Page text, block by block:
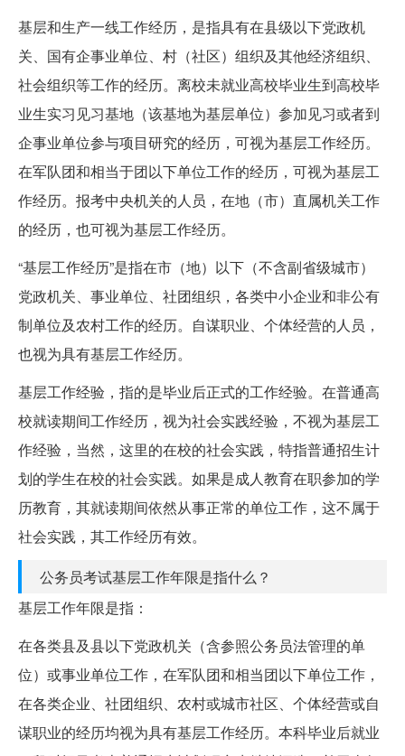
基层和生产一线工作经历，是指具有在县级以下党政机
关、国有企事业单位、村（社区）组织及其他经济组织、
社会组织等工作的经历。离校未就业高校毕业生到高校毕
业生实习见习基地（该基地为基层单位）参加见习或者到
企事业单位参与项目研究的经历，可视为基层工作经历。
在军队团和相当于团以下单位工作的经历，可视为基层工
作经历。报考中央机关的人员，在地（市）直属机关工作
的经历，也可视为基层工作经历。
“基层工作经历”是指在市（地）以下（不含副省级城市）
党政机关、事业单位、社团组织，各类中小企业和非公有
制单位及农村工作的经历。自谋职业、个体经营的人员，
也视为具有基层工作经历。
基层工作经验，指的是毕业后正式的工作经验。在普通高
校就读期间工作经历，视为社会实践经验，不视为基层工
作经验，当然，这里的在校的社会实践，特指普通招生计
划的学生在校的社会实践。如果是成人教育在职参加的学
历教育，其就读期间依然从事正常的单位工作，这不属于
社会实践，其工作经历有效。
公务员考试基层工作年限是指什么？
基层工作年限是指：
在各类县及县以下党政机关（含参照公务员法管理的单
位）或事业单位工作，在军队团和相当团以下单位工作，
在各类企业、社团组织、农村或城市社区、个体经营或自
谋职业的经历均视为具有基层工作经历。本科毕业后就业